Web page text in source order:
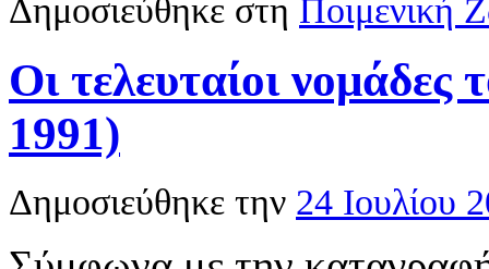
Δημοσιεύθηκε στη Ποιμενική
Οι τελευταίοι
1991)
Δημοσιεύθηκε την 24 Ιουλίου